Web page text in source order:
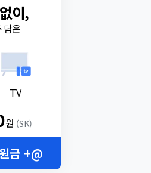
이,
담은
TV
원 (SK)
금 +@